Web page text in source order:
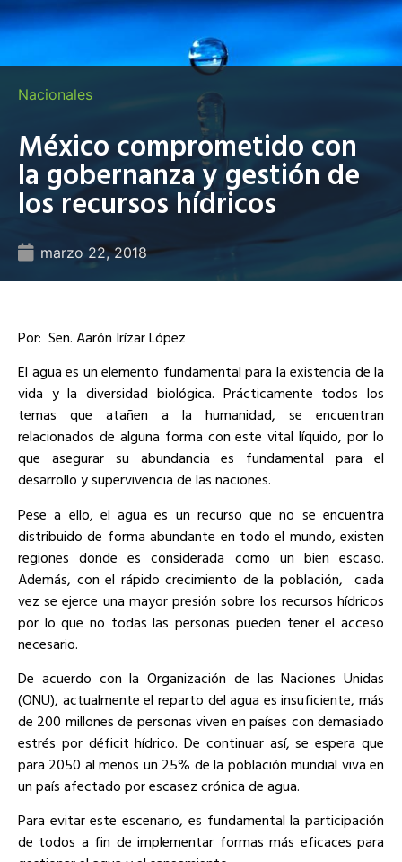
Nacionales
México comprometido con
la gobernanza y gestión de
los recursos hídricos
marzo 22, 2018
Por: Sen. Aarón Irízar López
El agua es un elemento fundamental para la existencia de la
vida y la diversidad biológica. Prácticamente todos los
temas que atañen a la humanidad, se encuentran
relacionados de alguna forma con este vital líquido, por lo
que asegurar su abundancia es fundamental para el
desarrollo y supervivencia de las naciones.
Pese a ello, el agua es un recurso que no se encuentra
distribuido de forma abundante en todo el mundo, existen
regiones donde es considerada como un bien escaso.
Además, con el rápido crecimiento de la población, cada
vez se ejerce una mayor presión sobre los recursos hídricos
por lo que no todas las personas pueden tener el acceso
necesario.
De acuerdo con la Organización de las Naciones Unidas
(ONU), actualmente el reparto del agua es insuficiente, más
de 200 millones de personas viven en países con demasiado
estrés por déficit hídrico. De continuar así, se espera que
para 2050 al menos un 25% de la población mundial viva en
un país afectado por escasez crónica de agua.
Para evitar este escenario, es fundamental la participación
de todos a fin de implementar formas más eficaces para